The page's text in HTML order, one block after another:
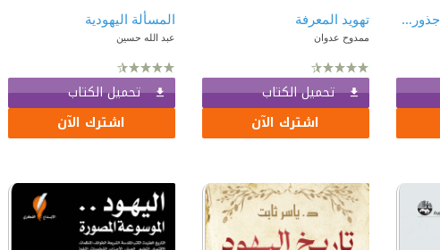
تاريخ الفكر الصهيوني: جذوره ومساره وأزمته تهويد المعرفة
ممدوح عدوان
تحميل الكتاب
اشترك الآن
المسألة اليهودية
عبد الله حسين
تحميل الكتاب
اشترك الآن